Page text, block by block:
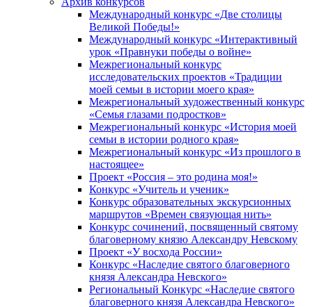
Международный конкурс «Две столицы
Великой Победы!»
Международный конкурс «Интерактивный
урок «Правнуки победы о войне»
Межрегиональный конкурс
исследовательских проектов «Традиции
моей семьи в истории моего края»
Межрегиональный художественный конкурс
«Семья глазами подростков»
Межрегиональный конкурс «История моей
семьи в истории родного края»
Межрегиональный конкурс «Из прошлого в
настоящее»
Проект «Россия – это родина моя!»
Конкурс «Учитель и ученик»
Конкурс образовательных экскурсионных
маршрутов «Времен связующая нить»
Конкурс сочинений, посвященный святому
благоверному князю Александру Невскому
Проект «У восхода России»
Конкурс «Наследие святого благоверного
князя Александра Невского»
Региональный Конкурс «Наследие святого
благоверного князя Александра Невского»